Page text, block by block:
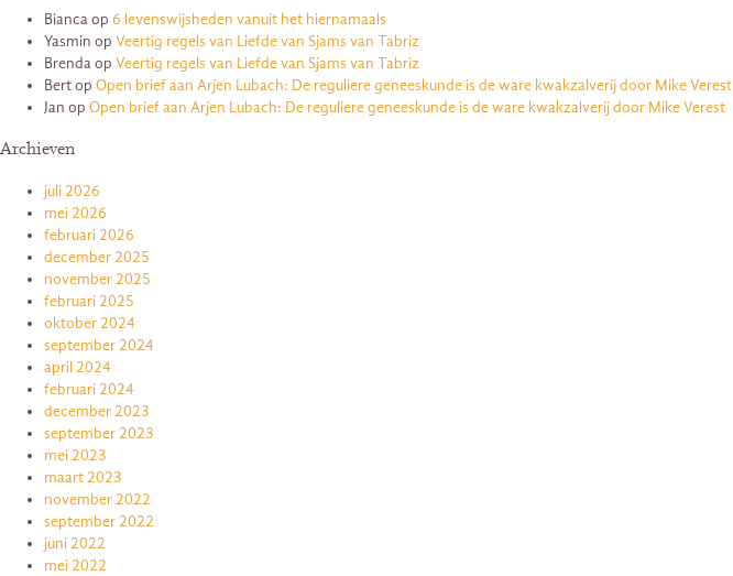
Biancaop 6 levenswijsheden vanuit het hiernamaals
Yasmin op Veertig regels van Liefde van Sjams van Tabriz
Brendaop Veertig regels van Liefde van Sjams van Tabriz
Bertop Open brief aan Arjen Lubach: De reguliere geneeskunde is de ware kwakzalverij door Mike Verest
Jan op Open brief aan Arjen Lubach: De reguliere geneeskunde is de ware kwakzalverij door Mike Verest
Archieven
juli 2026
mei 2026
februari 2026
december 2025
november 2025
februari 2025
oktober 2024
september 2024
april 2024
februari 2024
december 2023
september 2023
mei 2023
maart 2023
november 2022
september 2022
juni 2022
mei 2022